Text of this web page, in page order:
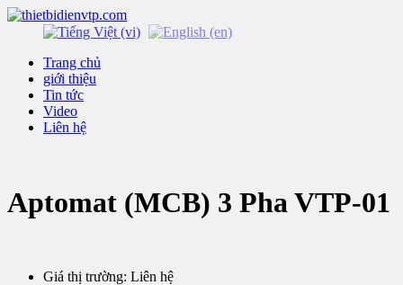
Trang chủ
giới thiệu
Tin tức
Video
Liên hệ
Aptomat (MCB) 3 Pha VTP-01
Giá thị trường: Liên hệ